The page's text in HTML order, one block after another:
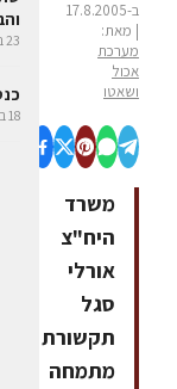
ב-17.8.2005
| מאת:
מערכת
אכול
ושאטו
משרד
היח"צ
אורלי
סגל
תקשורת
מתמחה
23 בנובמבר 2005
18 בספטמבר 2005